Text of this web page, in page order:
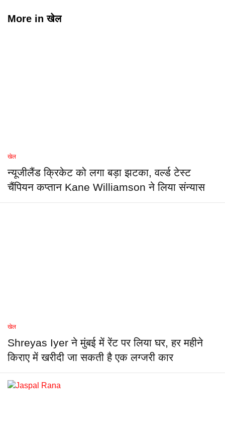
More inखेल
खेल
न्यूजीलैंड क्रिकेट को लगा बड़ा झटका, वर्ल्ड टेस्ट
चैंपियन कप्तान Kane Williamson ने लिया संन्यास
खेल
Shreyas Iyer ने मुंबई में रेंट पर लिया घर, हर महीने
किराए में खरीदी जा सकती है एक लग्जरी कार